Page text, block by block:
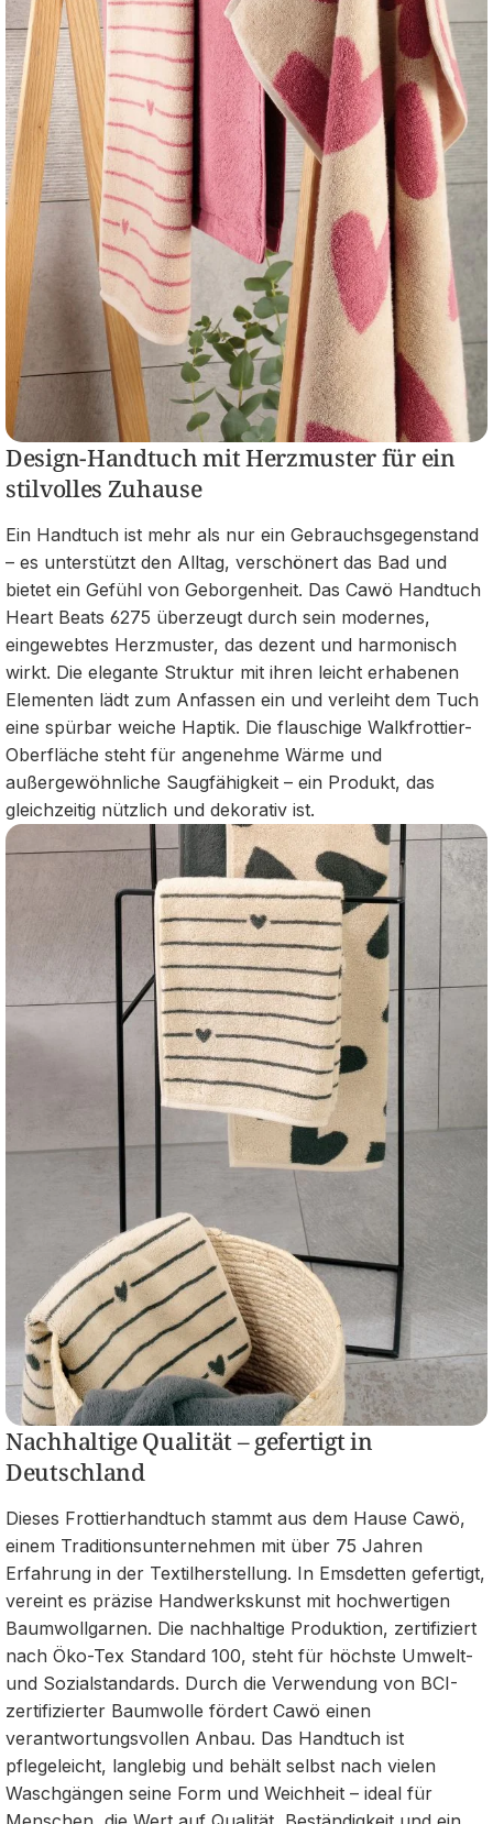
Design-Handtuch mit Herzmuster für ein
stilvolles Zuhause
Ein Handtuch ist mehr als nur ein Gebrauchsgegenstand
– es unterstützt den Alltag, verschönert das Bad und
bietet ein Gefühl von Geborgenheit. Das Cawö Handtuch
Heart Beats 6275 überzeugt durch sein modernes,
eingewebtes Herzmuster, das dezent und harmonisch
wirkt. Die elegante Struktur mit ihren leicht erhabenen
Elementen lädt zum Anfassen ein und verleiht dem Tuch
eine spürbar weiche Haptik. Die flauschige Walkfrottier-
Oberfläche steht für angenehme Wärme und
außergewöhnliche Saugfähigkeit – ein Produkt, das
gleichzeitig nützlich und dekorativ ist.
Nachhaltige Qualität – gefertigt in
Deutschland
Dieses Frottierhandtuch stammt aus dem Hause Cawö,
einem Traditionsunternehmen mit über 75 Jahren
Erfahrung in der Textilherstellung. In Emsdetten gefertigt,
vereint es präzise Handwerkskunst mit hochwertigen
Baumwollgarnen. Die nachhaltige Produktion, zertifiziert
nach Öko-Tex Standard 100, steht für höchste Umwelt-
und Sozialstandards. Durch die Verwendung von BCI-
zertifizierter Baumwolle fördert Cawö einen
verantwortungsvollen Anbau. Das Handtuch ist
pflegeleicht, langlebig und behält selbst nach vielen
Waschgängen seine Form und Weichheit – ideal für